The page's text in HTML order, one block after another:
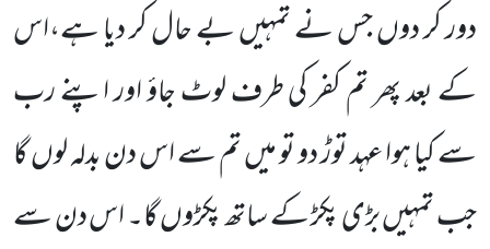
دور کر دوں جس نے تمہیں بے حال کر دیا ہے،اس
کے بعد پھر تم کفر کی طرف لوٹ جاؤ اور اپنے رب
سے کیا ہوا عہد توڑ دو تو میں تم سے اس دن بدلہ لوں گا
جب تمہیں بڑی پکڑ کے ساتھ پکڑوں گا۔ اس دن سے